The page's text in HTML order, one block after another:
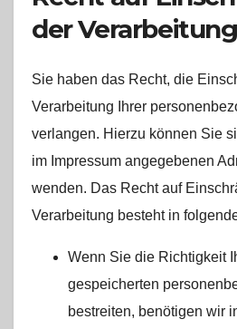
der Verarbeitung
Sie haben das Recht, die
Verarbeitung Ihrer
verlangen. Hierzu können Sie
im Impressum angegebenen
wenden. Das Recht auf
Verarbeitung besteht in
Wenn Sie die Richtigkeit
gespeicherten
bestreiten, benötigen wir